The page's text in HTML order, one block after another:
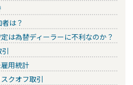
は？
は為替ディーラーに不利なのか？
用統計
クオフ取引